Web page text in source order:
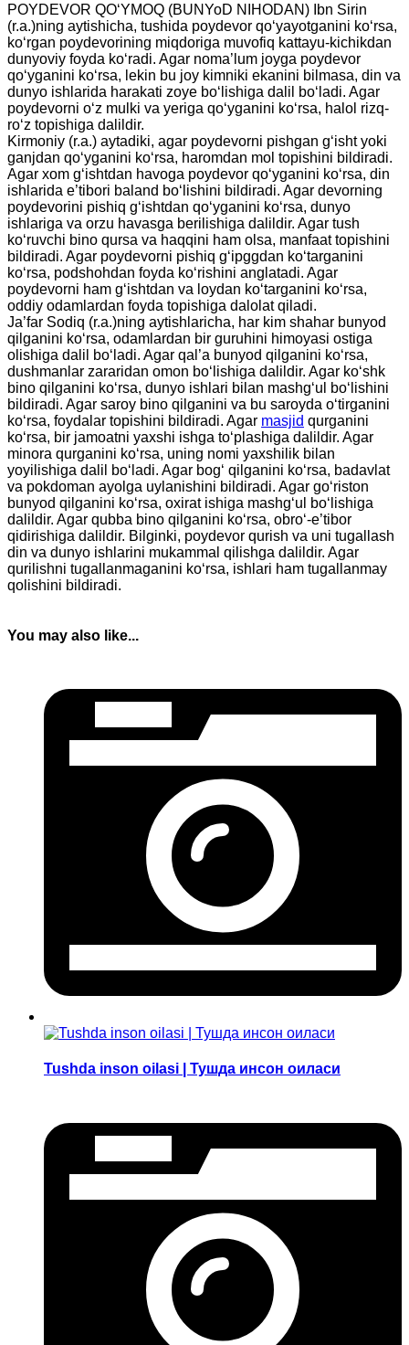
POYDEVOR QO‘YMOQ (BUNYoD NIHODAN) Ibn Sirin
(r.a.)ning aytishicha, tushida poydevor qo‘yayotganini ko‘rsa,
ko‘rgan poydevorining miqdoriga muvofiq kattayu-kichikdan
dunyoviy foyda ko‘radi. Agar noma’lum joyga poydevor
qo‘yganini ko‘rsa, lekin bu joy kimniki ekanini bilmasa, din va
dunyo ishlarida harakati zoye bo‘lishiga dalil bo‘ladi. Agar
poydevorni o‘z mulki va yeriga qo‘yganini ko‘rsa, halol rizq-
ro‘z topishiga dalildir.
Kirmoniy (r.a.) aytadiki, agar poydevorni pishgan g‘isht yoki
ganjdan qo‘yganini ko‘rsa, haromdan mol topishini bildiradi.
Agar xom g‘ishtdan havoga poydevor qo‘yganini ko‘rsa, din
ishlarida e’tibori baland bo‘lishini bildiradi. Agar devorning
poydevorini pishiq g‘ishtdan qo‘yganini ko‘rsa, dunyo
ishlariga va orzu havasga berilishiga dalildir. Agar tush
ko‘ruvchi bino qursa va haqqini ham olsa, manfaat topishini
bildiradi. Agar poydevorni pishiq g‘ipggdan ko‘targanini
ko‘rsa, podshohdan foyda ko‘rishini anglatadi. Agar
poydevorni ham g‘ishtdan va loydan ko‘targanini ko‘rsa,
oddiy odamlardan foyda topishiga dalolat qiladi.
Ja’far Sodiq (r.a.)ning aytishlaricha, har kim shahar bunyod
qilganini ko‘rsa, odamlardan bir guruhini himoyasi ostiga
olishiga dalil bo‘ladi. Agar qal’a bunyod qilganini ko‘rsa,
dushmanlar zararidan omon bo‘lishiga dalildir. Agar ko‘shk
bino qilganini ko‘rsa, dunyo ishlari bilan mashg‘ul bo‘lishini
bildiradi. Agar saroy bino qilganini va bu saroyda o‘tirganini
ko‘rsa, foydalar topishini bildiradi. Agar masjid qurganini
ko‘rsa, bir jamoatni yaxshi ishga to‘plashiga dalildir. Agar
minora qurganini ko‘rsa, uning nomi yaxshilik bilan
yoyilishiga dalil bo‘ladi. Agar bog‘ qilganini ko‘rsa, badavlat
va pokdoman ayolga uylanishini bildiradi. Agar go‘riston
bunyod qilganini ko‘rsa, oxirat ishiga mashg‘ul bo‘lishiga
dalildir. Agar qubba bino qilganini ko‘rsa, obro‘-e’tibor
qidirishiga dalildir. Bilginki, poydevor qurish va uni tugallash
din va dunyo ishlarini mukammal qilishga dalildir. Agar
qurilishni tugallanmaganini ko‘rsa, ishlari ham tugallanmay
qolishini bildiradi.
You may also like...
Tushda inson oilasi | Тушда инсон оиласи